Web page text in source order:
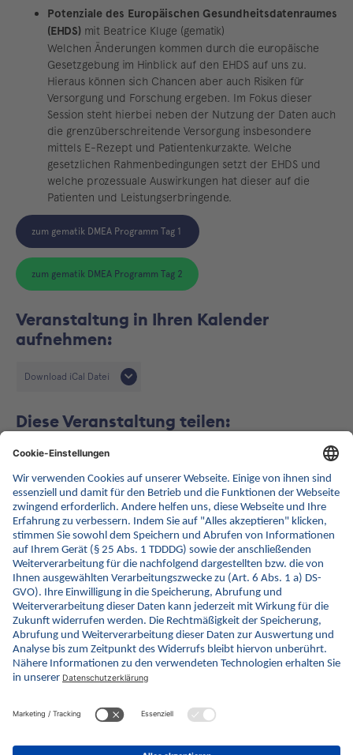
Potenziale des Europäischen Gesundheitsdatenraumes
(EHDS) mit Beatrice Kluge (gematik)
Welchen Änderungen kommen durch die europäische
Gesetzgebung im Hinblick auf den EHDS auf uns zu.
Hieraus können sich Chancen aber auch Risiken für
Versorgung und Forschung ergeben. Im Fokus dieser
Session steht hierbei neben der Nutzung der Daten auch
die grenzüberschreitende Versorgung insbesondere
mittels E-Rezept und Patientenkurzakte. Welche
gesetzlichen Rahmenbedingungen setzt der EHDS und
welche prozessuale Auswirkungen hat dieser auf die
Patienten und Leistungserbringende.
zum gematik DMEA Programm Tag 1
zum gematik DMEA Programm Tag 2
Veranstaltung in Ihren Kalender
aufnehmen:
Download iCal Datei
Diese Veranstaltung teilen:
Zurück zur Listenansicht